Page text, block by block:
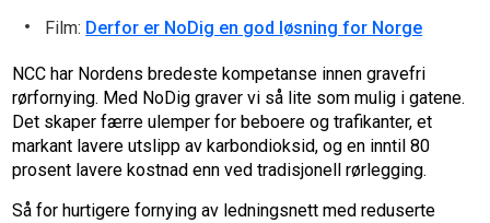
Film: Derfor er NoDig en god løsning for Norge
NCC har Nordens bredeste kompetanse innen gravefri
rørfornying. Med NoDig graver vi så lite som mulig i gatene.
Det skaper færre ulemper for beboere og trafikanter, et
markant lavere utslipp av karbondioksid, og en inntil 80
prosent lavere kostnad enn ved tradisjonell rørlegging.
Så for hurtigere fornying av ledningsnett med reduserte